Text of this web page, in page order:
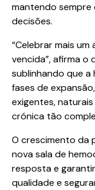
mantendo
decisões.
“Celebrar mais
vencida”, afirma o
sublinhando que
fases de
exigentes,
crónica tão
O crescimento da
nova sala de
resposta e
qualidade e